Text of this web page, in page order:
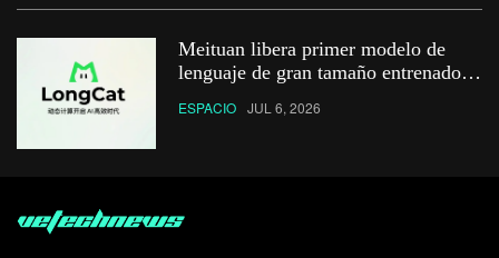
Meituan libera primer modelo de
lenguaje de gran tamaño entrenado
ESPACIO JUL 6, 2026